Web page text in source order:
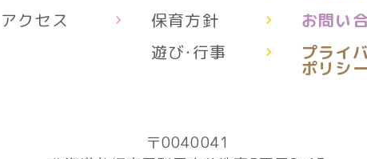
アクセス
保育方針
遊び・行事
お問い
プライ
ポリシ
〒0040041